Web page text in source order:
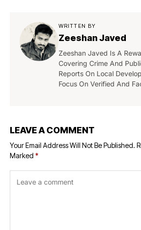
WRITTEN BY
Zeeshan Javed
Zeeshan Javed Is A
Covering Crime And
Reports On Local
Focus On Verified And
LEAVE A COMMENT
Your Email Address Will Not Be Published.
Marked *